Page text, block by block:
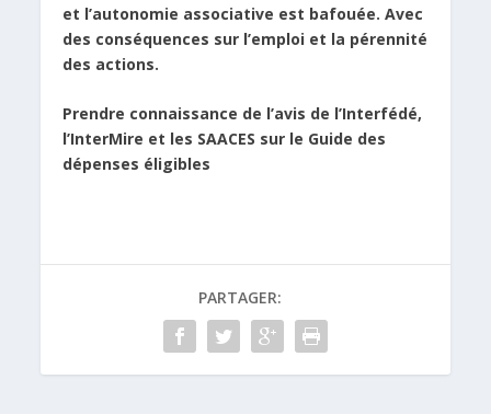
et l’autonomie associative est bafouée. Avec
des conséquences sur l’emploi et la pérennité
des actions.
Prendre connaissance de l’avis de l’Interfédé,
l’InterMire et les SAACES sur le Guide des
dépenses éligibles
PARTAGER: